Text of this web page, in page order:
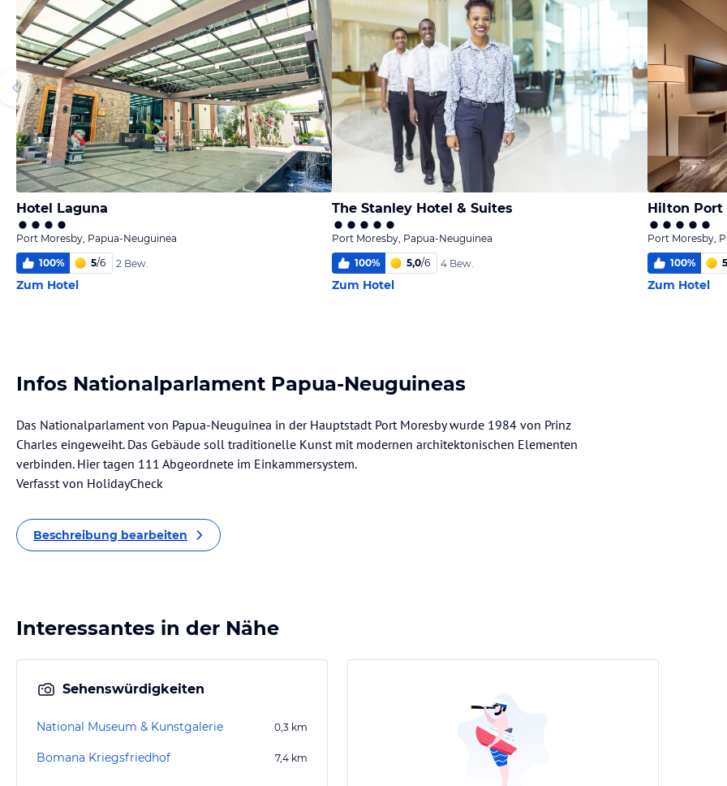
Hotel Laguna
Port Moresby, Papua-Neuguinea
100% 5/6 2 Bew.
Zum Hotel
The Stanley Hotel & Suites
Port Moresby, Papua-Neuguinea
100% 5,0/6 4 Bew.
Zum Hotel
Hilton Port
Port Moresby,
100%
Zum Hotel
Infos Nationalparlament Papua-Neuguineas
Das Nationalparlament von Papua-Neuguinea in der Hauptstadt Port Moresby wurde 1984 von Prinz
Charles eingeweiht. Das Gebäude soll traditionelle Kunst mit modernen architektonischen Elementen
verbinden. Hier tagen 111 Abgeordnete im Einkammersystem.
Verfasst von HolidayCheck
Beschreibung bearbeiten
Interessantes in der Nähe
Sehenswürdigkeiten
National Museum & Kunstgalerie 0,3 km
Bomana Kriegsfriedhof 7,4 km